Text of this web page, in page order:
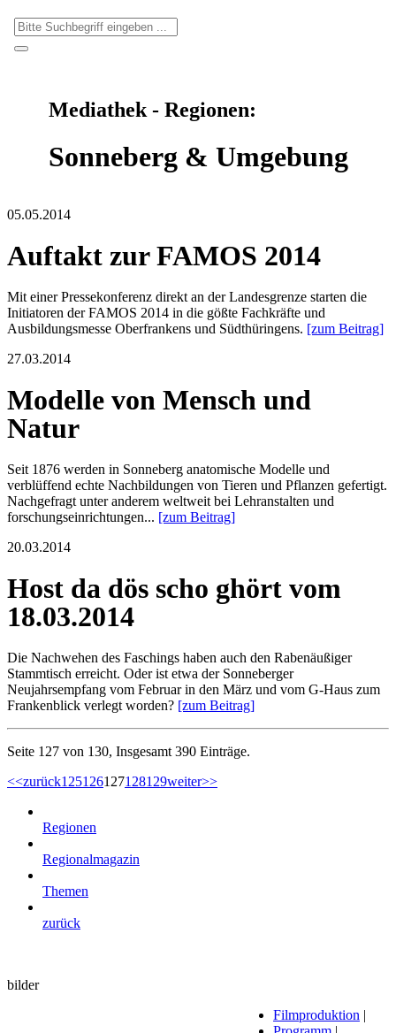
Mediathek - Regionen:
Sonneberg & Umgebung
05.05.2014
Auftakt zur FAMOS 2014
Mit einer Pressekonferenz direkt an der Landesgrenze starten die
Initiatoren der FAMOS 2014 in die gößte Fachkräfte und
Ausbildungsmesse Oberfrankens und Südthüringens. [zum Beitrag]
27.03.2014
Modelle von Mensch und
Natur
Seit 1876 werden in Sonneberg anatomische Modelle und
verblüffend echte Nachbildungen von Tieren und Pflanzen gefertigt.
Nachgefragt unter anderem weltweit bei Lehranstalten und
forschungseinrichtungen... [zum Beitrag]
20.03.2014
Host da dös scho ghört vom
18.03.2014
Die Nachwehen des Faschings haben auch den Rabenäußiger
Stammtisch erreicht. Oder ist etwa der Sonneberger
Neujahrsempfang vom Februar in den März und vom G-Haus zum
Frankenblick verlegt worden? [zum Beitrag]
Seite 127 von 130, Insgesamt 390 Einträge.
<<zurück125126127128129weiter>>
Regionen
Regionalmagazin
Themen
zurück
bilder
Filmproduktion |